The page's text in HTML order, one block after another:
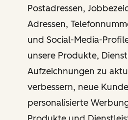
Postadressen,
Adressen,
und Social-Media-
unsere Produkte,
Aufzeichnungen zu
verbessern, neue
personalisierte